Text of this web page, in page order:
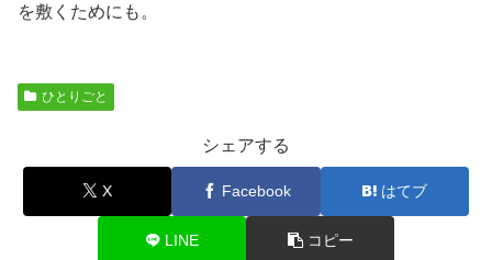
を敷くためにも。
ひとりごと
シェアする
X Facebook はてブ
LINE コピー